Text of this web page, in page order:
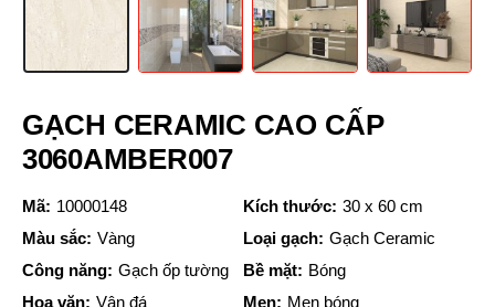
GẠCH CERAMIC CAO CẤP
3060AMBER007
Mã: 10000148 Kích thước: 30 x 60 cm
Màu sắc: Vàng Loại gạch: Gạch Ceramic
Công năng: Gạch ốp tường Bề mặt: Bóng
Hoa văn: Vân đá Men: Men bóng